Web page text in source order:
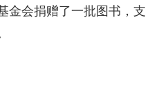
金会捐赠了一批图书，支